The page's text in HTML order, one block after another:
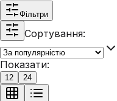
Фільтри
Сортування:
Показати:
12 24